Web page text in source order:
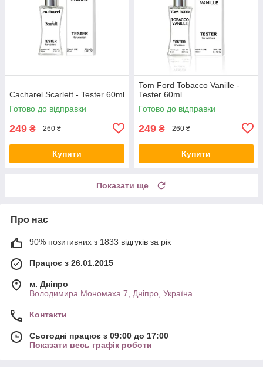
Cacharel Scarlett - Tester 60ml
Готово до відправки
249 ₴ 260 ₴
Купити
Tom Ford Tobacco Vanille -
Tester 60ml
Готово до відправки
249 ₴ 260 ₴
Купити
Показати ще
Про нас
90% позитивних з 1833 відгуків за рік
Працює з 26.01.2015
м. Дніпро
Володимира Мономаха 7, Дніпро, Україна
Контакти
Сьогодні працює з 09:00 до 17:00
Показати весь графік роботи